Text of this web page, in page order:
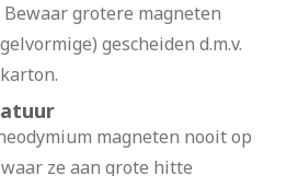
Bewaar grotere magneten
gescheiden d.m.v.
magneten nooit op
ze aan grote hitte